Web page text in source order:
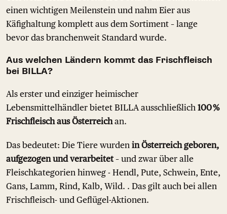
einen wichtigen Meilenstein und nahm Eier aus
Käfighaltung komplett aus dem Sortiment – lange
bevor das branchenweit Standard wurde.
Aus welchen Ländern kommt das Frischfleisch
bei BILLA?
Als erster und einziger heimischer
Lebensmittelhändler bietet BILLA ausschließlich 100 %
Frischfleisch aus Österreichan.
Das bedeutet: Die Tiere wurden in Österreich geboren,
aufgezogen und verarbeitet– und zwar über alle
Fleischkategorien hinweg - Hendl, Pute, Schwein, Ente,
Gans, Lamm, Rind, Kalb, Wild. . Das gilt auch bei allen
Frischfleisch- und Geflügel-Aktionen.